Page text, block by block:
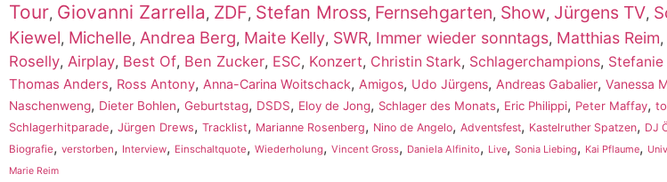
Tour, Giovanni Zarrella, ZDF, Stefan Mross, Fernsehgarten, Show, Jürgens TV,
Kiewel, Michelle, Andrea Berg, Maite Kelly, SWR, Immer wieder sonntags, Matthias Reim,
Roselly, Airplay, Best Of, Ben Zucker, ESC, Konzert, Christin Stark, Schlagerchampions,
Thomas Anders, Ross Antony, Anna-Carina Woitschack, Amigos, Udo Jürgens, Andreas Gabalier, Vanessa
Naschenweng, Dieter Bohlen, Geburtstag, DSDS, Eloy de Jong, Schlager des Monats, Eric Philippi, Peter Maffay,
Schlagerhitparade, Jürgen Drews, Tracklist, Marianne Rosenberg, Nino de Angelo, Adventsfest, Kastelruther Spatzen, DJ
Biografie, verstorben, Interview, Einschaltquote, Wiederholung, Vincent Gross, Daniela Alfinito, Live, Sonia Liebing, Kai Pflaume,
Marie Reim